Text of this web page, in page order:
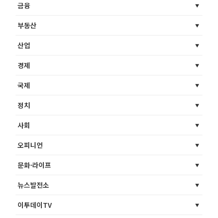
금융
부동산
산업
경제
국제
정치
사회
오피니언
문화·라이프
뉴스발전소
이투데이TV